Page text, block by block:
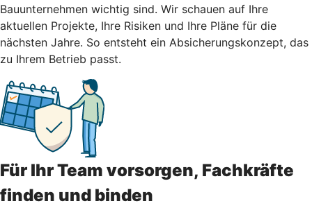
Bauunternehmen wichtig sind. Wir schauen auf Ihre
aktuellen Projekte, Ihre Risiken und Ihre Pläne für die
nächsten Jahre. So entsteht ein Absicherungskonzept, das
zu Ihrem Betrieb passt.
Für Ihr Team vorsorgen, Fachkräfte
finden und binden